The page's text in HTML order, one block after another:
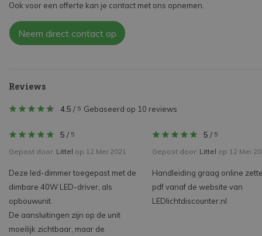
Ook voor een offerte kan je contact met ons opnemen.
Neem direct contact op
Reviews
4.5 / 5 Gebaseerd op 10 reviews
5 / 5
Gepost door: Littel op 12 Mei 2021
Deze led-dimmer toegepast met de
dimbare 40W LED-driver, als
opbouwunit.
De aansluitingen zijn op de unit
moeilijk zichtbaar, maar de
5 / 5
Gepost door: Littel op 12 Mei
Handleiding graag online
pdf vanaf de website van
LEDlichtdiscounter.nl